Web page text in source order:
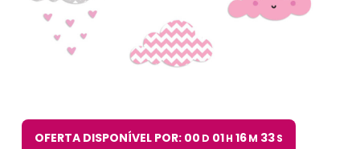
OFERTA DISPONÍVEL POR: 00 D 01H 16M 33S